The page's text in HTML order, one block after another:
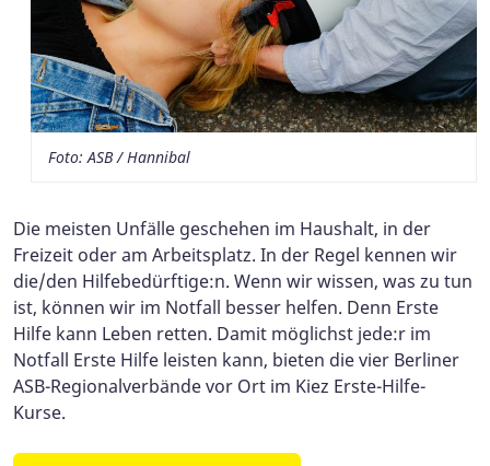
Foto: ASB / Hannibal
Die meisten Unfälle geschehen im Haushalt, in der
Freizeit oder am Arbeitsplatz. In der Regel kennen wir
die/den Hilfebedürftige:n. Wenn wir wissen, was zu tun
ist, können wir im Notfall besser helfen. Denn Erste
Hilfe kann Leben retten. Damit möglichst jede:r im
Notfall Erste Hilfe leisten kann, bieten die vier Berliner
ASB-Regionalverbände vor Ort im Kiez Erste-Hilfe-
Kurse.